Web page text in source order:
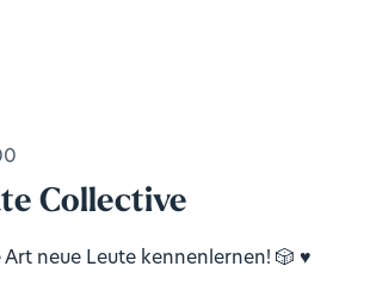
Collective
neue Leute kennenlernen! 🎲 ♥️